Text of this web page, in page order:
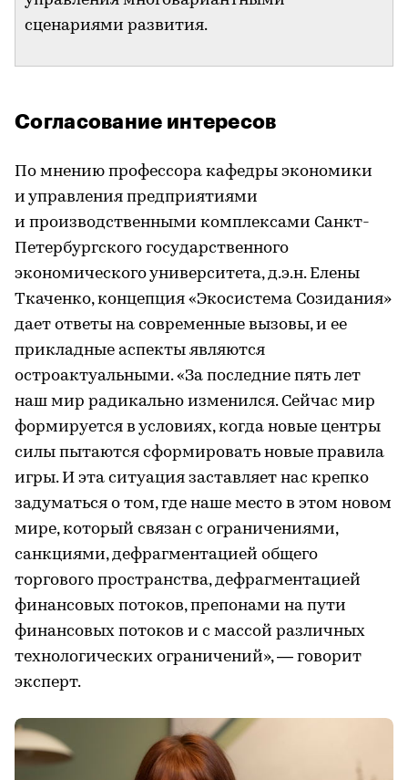
сценариями развития.
Согласование интересов
По мнению профессора кафедры экономики
и управления предприятиями
и производственными комплексами Санкт-
Петербургского государственного
экономического университета, д.э.н. Елены
Ткаченко, концепция «Экосистема Созидания»
дает ответы на современные вызовы, и ее
прикладные аспекты являются
остроактуальными. «За последние пять лет
наш мир радикально изменился. Сейчас мир
формируется в условиях, когда новые центры
силы пытаются сформировать новые правила
игры. И эта ситуация заставляет нас крепко
задуматься о том, где наше место в этом новом
мире, который связан с ограничениями,
санкциями, дефрагментацией общего
торгового пространства, дефрагментацией
финансовых потоков, препонами на пути
финансовых потоков и с массой различных
технологических ограничений», — говорит
эксперт.